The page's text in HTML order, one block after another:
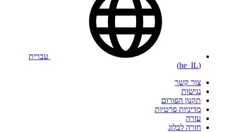
עברית
(he_IL)
צור קשר
נגישות
תקנון הפורום
מדיניות פרטיות
עזרה
חזרה לבלוג